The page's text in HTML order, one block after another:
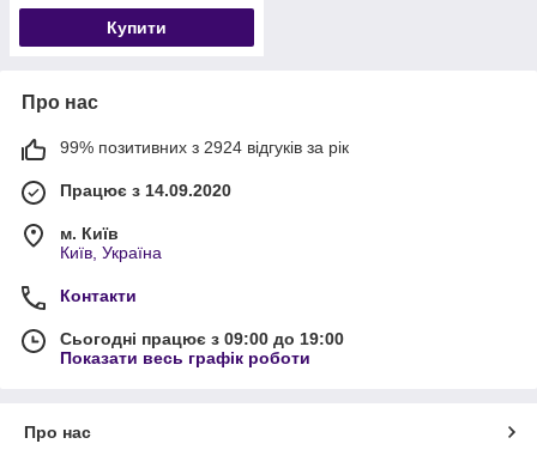
Купити
Про нас
99% позитивних з 2924 відгуків за рік
Працює з 14.09.2020
м. Київ
Київ, Україна
Контакти
Сьогодні працює з 09:00 до 19:00
Показати весь графік роботи
Про нас